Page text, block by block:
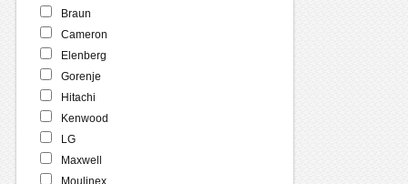
Braun
Cameron
Elenberg
Gorenje
Hitachi
Kenwood
LG
Maxwell
Moulinex